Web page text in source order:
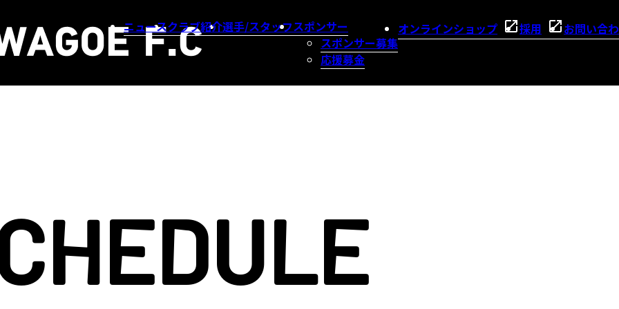
ニュースクラブ紹介選手/スタッフスポンサー
スポンサー募集
応援募金
オンラインショップ 採用 お問い合